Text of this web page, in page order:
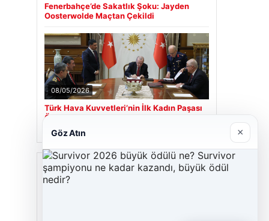
Fenerbahçe’de Sakatlık Şoku: Jayden
Oosterwolde Maçtan Çekildi
08/05/2026
Türk Hava Kuvvetleri’nin İlk Kadın Paşası
Özlem Karapınar Oldu
Son Eklenen Firmalar
Göz Atın ×